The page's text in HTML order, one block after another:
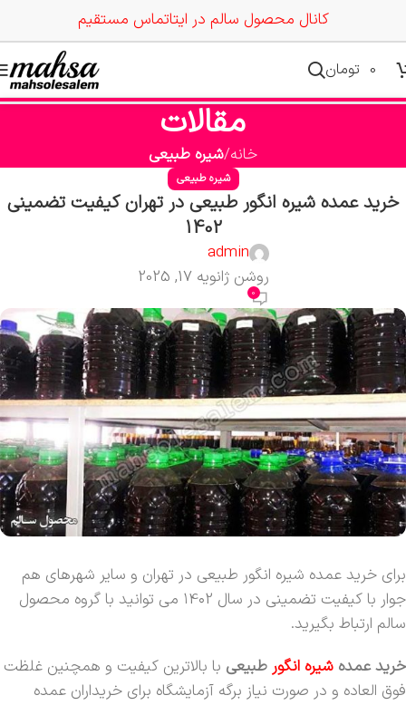
کانال محصول سالم در ایتاتماس مستقیم
0 تومان
مقالات
خانه شیره طبیعی
شیره طبیعی
خرید عمده شیره انگور طبیعی در تهران کیفیت تضمینی
1402
admin
روشن ژانویه 17, 2025
0
برای خرید عمده شیره انگور طبیعی در تهران و سایر شهرهای هم
جوار با کیفیت تضمینی در سال ۱4۰2 می توانید با گروه محصول
سالم ارتباط بگیرید.
خرید عمده شیره انگورطبیعی با بالاترین کیفیت و همچنین غلظت
فوق العاده و در صورت نیاز برگه آزمایشگاه برای خریداران عمده